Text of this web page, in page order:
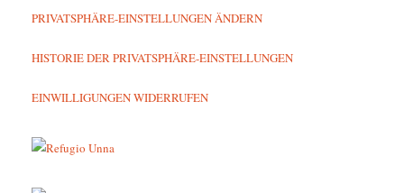
PRIVATSPHÄRE-EINSTELLUNGEN ÄNDERN
HISTORIE DER PRIVATSPHÄRE-EINSTELLUNGEN
EINWILLIGUNGEN WIDERRUFEN